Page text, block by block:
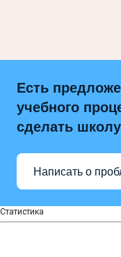
Есть
учебного
сделать
Написать о
Статистика